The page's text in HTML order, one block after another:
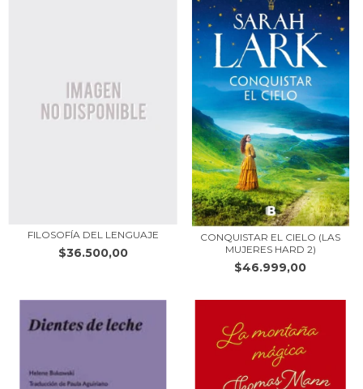
FILOSOFÍA DEL LENGUAJE
$36.500,00
CONQUISTAR EL CIELO (LAS
MUJERES HARD 2)
$46.999,00